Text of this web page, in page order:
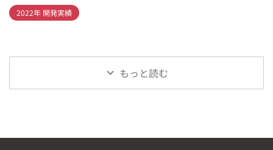
2022年 開発実績
もっと読む